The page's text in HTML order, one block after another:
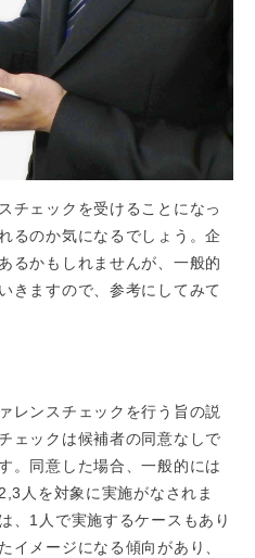
チェックを受けることになっ
るのか気になるでしょう。企
るかもしれませんが、一般的
きますので、参考にしてみて
レンスチェックを行う旨の説
ェックは候補者の同意なしで
。同意した場合、一般的には
人を対象に実施がなされま
、1人で実施するケースもあり
イメージになる傾向があり、